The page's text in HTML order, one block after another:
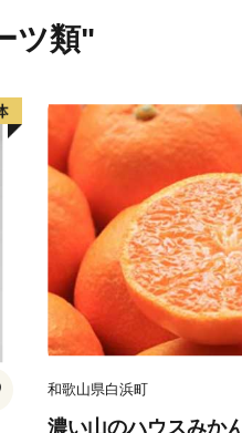
ツ類"
和歌山県白浜町
濃い山のハウスみか